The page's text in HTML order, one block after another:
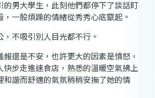
的男大學生，此刻他們都停下了談話盯
一股煩躁的情緒從秀秀心底竄起。
，不吸引別人目光都不行。
赧還是不安，也許更大的因素是憤怒，
快步走進速食店，熟悉的溫暖空氣拂上
和諧而舒適的氣氛稍稍安撫了她的情